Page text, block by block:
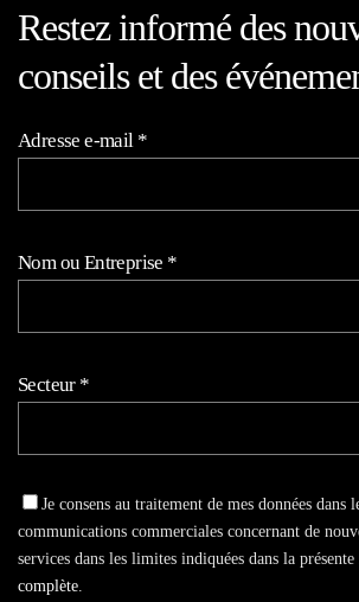
Restez informé des
conseils et des
Adresse e-mail *
Nom ou Entreprise *
Secteur *
Je consens au traitement de mes données dans
communications commerciales concernant de
services dans les limites indiquées dans la présente
complète